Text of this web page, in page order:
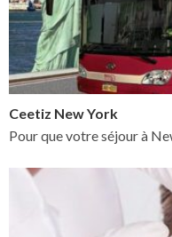
Ceetiz New York
Pour que votre séjour à